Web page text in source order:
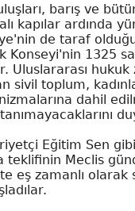
barış ve
kapılar ardında
de taraf
1325
Uluslararası
sivil toplum,
dahil
Eğitim Sen
teklifinin Meclis
eş zamanlı olarak